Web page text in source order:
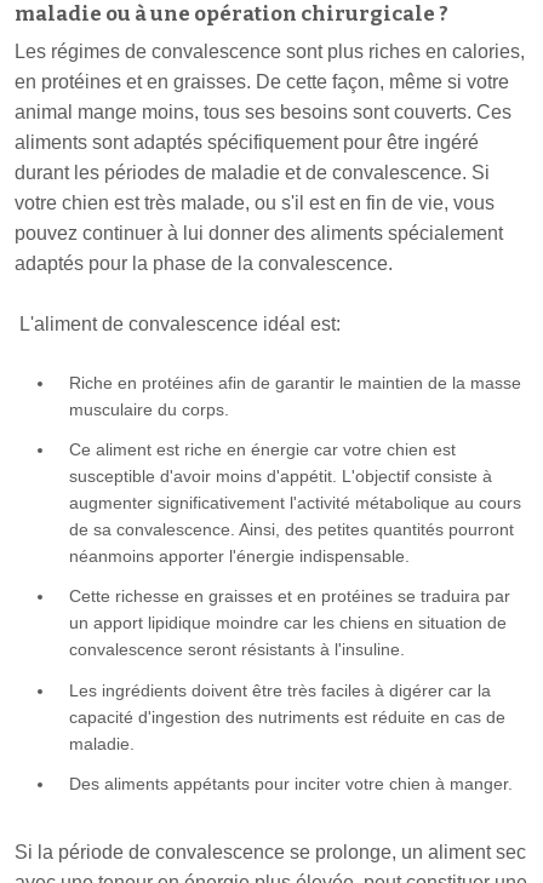
maladie ou à une opération chirurgicale ?
Les régimes de convalescence sont plus riches en calories,
en protéines et en graisses. De cette façon, même si votre
animal mange moins, tous ses besoins sont couverts. Ces
aliments sont adaptés spécifiquement pour être ingéré
durant les périodes de maladie et de convalescence. Si
votre chien est très malade, ou s'il est en fin de vie, vous
pouvez continuer à lui donner des aliments spécialement
adaptés pour la phase de la convalescence.
L'aliment de convalescence idéal est:
Riche en protéines afin de garantir le maintien de la masse
musculaire du corps.
Ce aliment est riche en énergie car votre chien est
susceptible d'avoir moins d'appétit. L'objectif consiste à
augmenter significativement l'activité métabolique au cours
de sa convalescence. Ainsi, des petites quantités pourront
néanmoins apporter l'énergie indispensable.
Cette richesse en graisses et en protéines se traduira par
un apport lipidique moindre car les chiens en situation de
convalescence seront résistants à l'insuline.
Les ingrédients doivent être très faciles à digérer car la
capacité d'ingestion des nutriments est réduite en cas de
maladie.
Des aliments appétants pour inciter votre chien à manger.
Si la période de convalescence se prolonge, un aliment sec